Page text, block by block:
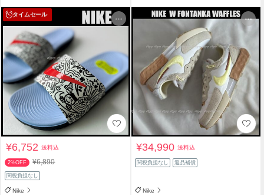
タイムセール
¥6,752送料込
2%OFF ¥6,890
関税負担なし
Nike
¥34,990送料込
関税負担なし 返品補償
Nike